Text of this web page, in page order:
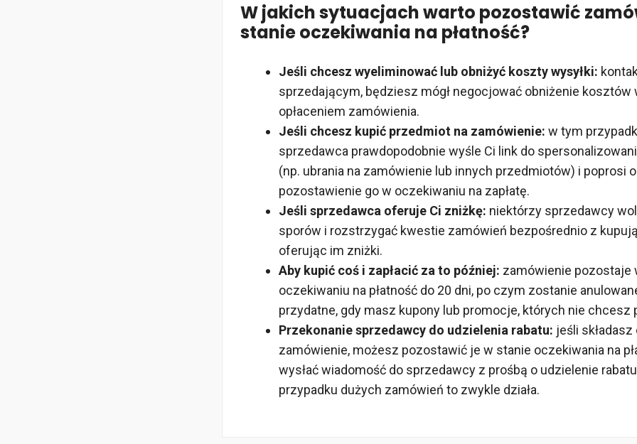
W jakich sytuacjach warto pozostawić
stanie oczekiwania na płatność?
Jeśli chcesz wyeliminować lub obniżyć koszty wysyłki:
sprzedającym, będziesz mógł negocjować obniżenie kosztów
opłaceniem zamówienia.
Jeśli chcesz kupić przedmiot na zamówienie: w tym
sprzedawca prawdopodobnie wyśle Ci link do
(np. ubrania na zamówienie lub innych przedmiotów) i poprosi o
pozostawienie go w oczekiwaniu na zapłatę.
Jeśli sprzedawca oferuje Ci zniżkę: niektórzy sprzedawcy
sporów i rozstrzygać kwestie zamówień bezpośrednio z
oferując im zniżki.
Aby kupić coś i zapłacić za to później: zamówienie pozostaje
oczekiwaniu na płatność do 20 dni, po czym zostanie
przydatne, gdy masz kupony lub promocje, których nie chcesz
Przekonanie sprzedawcy do udzielenia rabatu: jeśli składasz
zamówienie, możesz pozostawić je w stanie oczekiwania na
wysłać wiadomość do sprzedawcy z prośbą o udzielenie
przypadku dużych zamówień to zwykle działa.